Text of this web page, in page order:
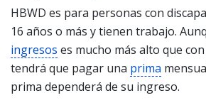
HBWD es para personas con
16 años o más y tienen trabajo.
ingresos es mucho más alto que
tendrá que pagar una prima
prima dependerá de su ingreso.